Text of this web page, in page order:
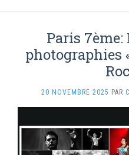
Paris
photographies
20 NOVEMBRE 2025 PAR